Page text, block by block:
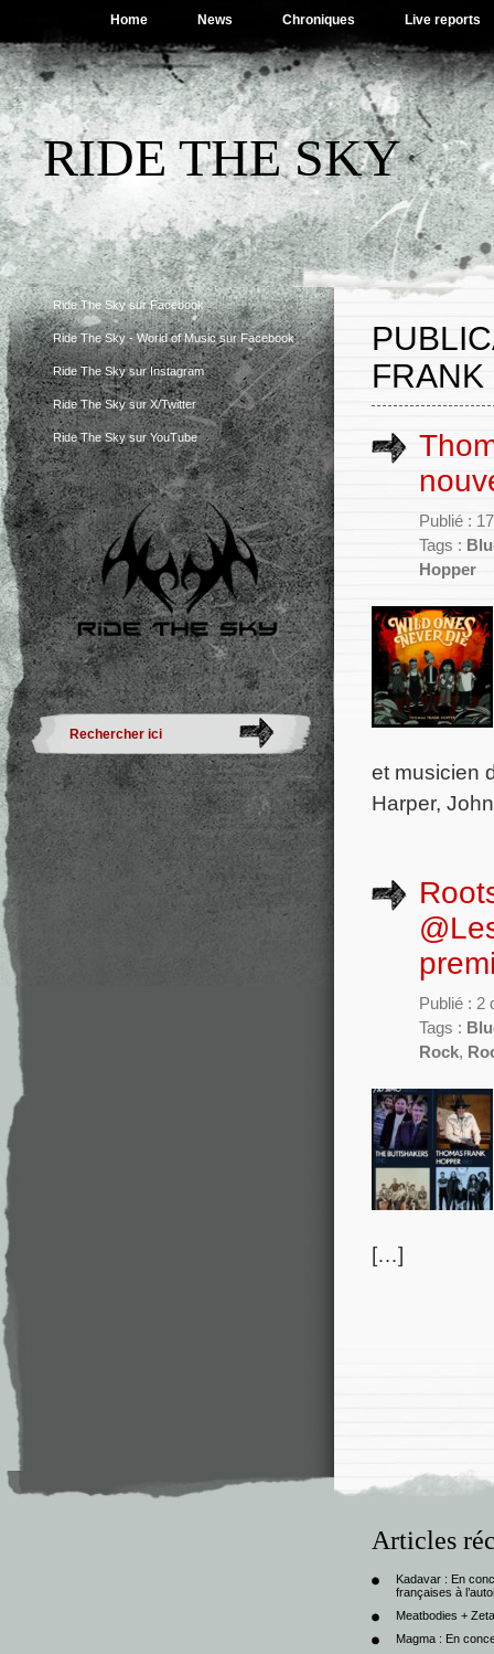
Home News Chroniques Live reports
RIDE THE SKY
Ride The Sky sur Facebook
Ride The Sky - World of Music sur Facebook
Ride The Sky sur Instagram
Ride The Sky sur X/Twitter
Ride The Sky sur YouTube
FRANK
Publié :
Tags :
Hopper
et musicien
Harper,
Publié : 2
Tags :
Rock,
[…]
Articles
Kadavar : En
françaises à
Meatbodies +
Magma : En